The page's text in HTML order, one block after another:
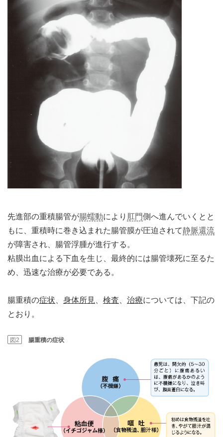
先進部の重積腸管が腸蠕動により 肛門側へ進んでいくとと
もに、重積時に巻き込まれた腸管膜が圧迫されて静脈還流
が障害され、腸管浮腫が進行する。
粘膜出血による下血を生じ、最終的には腸管壊死に至るた
め、迅速な治療が必要である。
腸重積の症状 身体所見 検査 治療については、下記の
とおり。
図2 腸重積の症状